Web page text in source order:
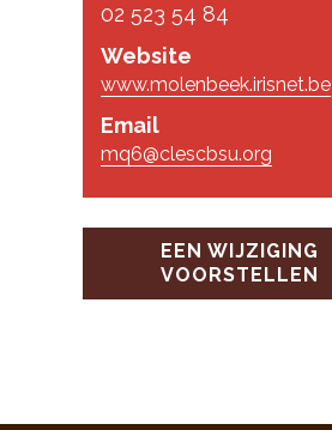
02 523 54 84
Website
www.molenbeek.irisnet.be
Email
mq6@clescbsu.org
EEN WIJZIGING
VOORSTELLEN